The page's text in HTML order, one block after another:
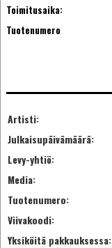
Toimitusaika:
Tuotenumero
Artisti:
Julkaisupäivämäärä:
Levy-yhtiö:
Media:
Tuotenumero:
Viivakoodi:
Yksiköitä pakkauksessa: